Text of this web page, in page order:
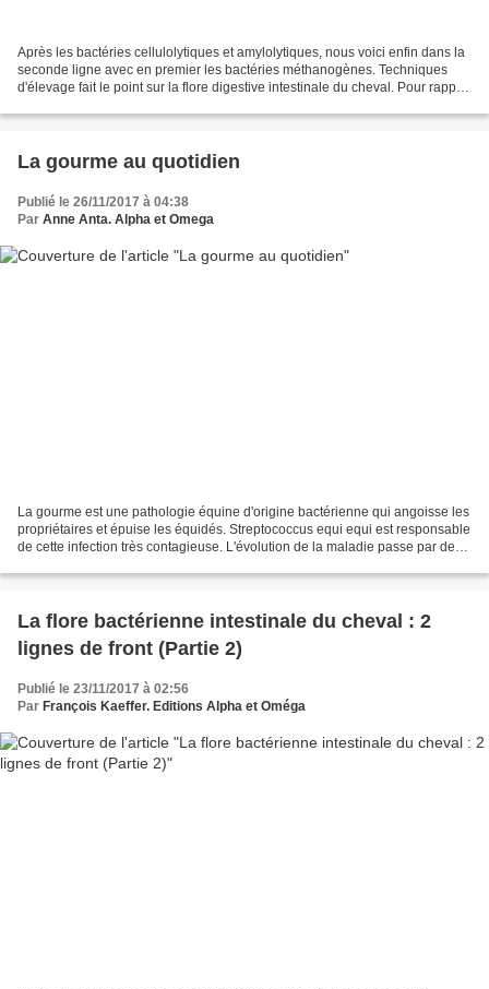
Après les bactéries cellulolytiques et amylolytiques, nous voici enfin dans la
seconde ligne avec en premier les bactéries méthanogènes. Techniques
d'élevage fait le point sur la flore digestive intestinale du cheval. Pour rappel,
La gourme au quotidien
Publié le 26/11/2017 à 04:38
Par Anne Anta. Alpha et Omega
La gourme est une pathologie équine d'origine bactérienne qui angoisse les
propriétaires et épuise les équidés. Streptococcus equi equi est responsable
de cette infection très contagieuse. L'évolution de la maladie passe par deux
La flore bactérienne intestinale du cheval : 2
lignes de front (Partie 2)
Publié le 23/11/2017 à 02:56
Par François Kaeffer. Editions Alpha et Oméga